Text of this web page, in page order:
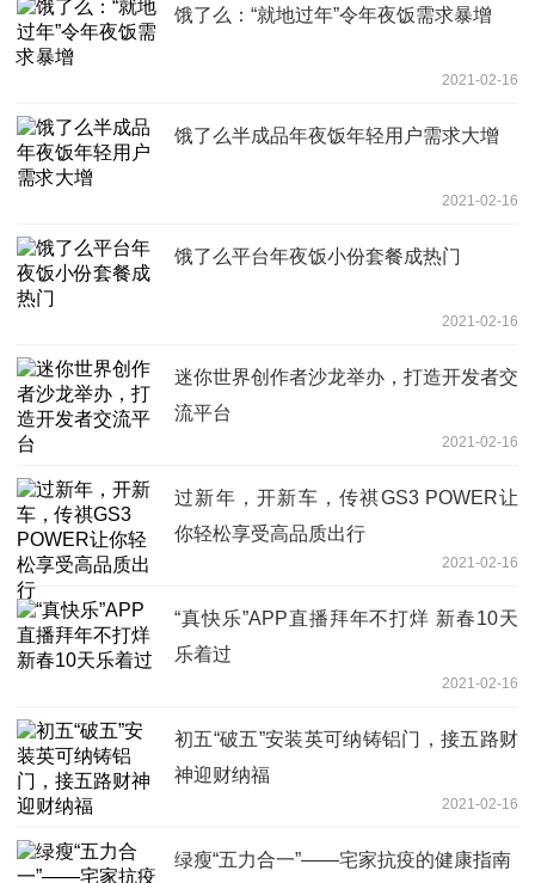
饿了么：“就地过年”令年夜饭需求暴增
2021-02-16
饿了么半成品年夜饭年轻用户需求大增
2021-02-16
饿了么平台年夜饭小份套餐成热门
2021-02-16
迷你世界创作者沙龙举办，打造开发者交
流平台
2021-02-16
过新年，开新车，传祺GS3 POWER让
你轻松享受高品质出行
2021-02-16
“真快乐”APP直播拜年不打烊 新春10天
乐着过
2021-02-16
初五“破五”安装英可纳铸铝门，接五路财
神迎财纳福
2021-02-16
绿瘦“五力合一”——宅家抗疫的健康指南